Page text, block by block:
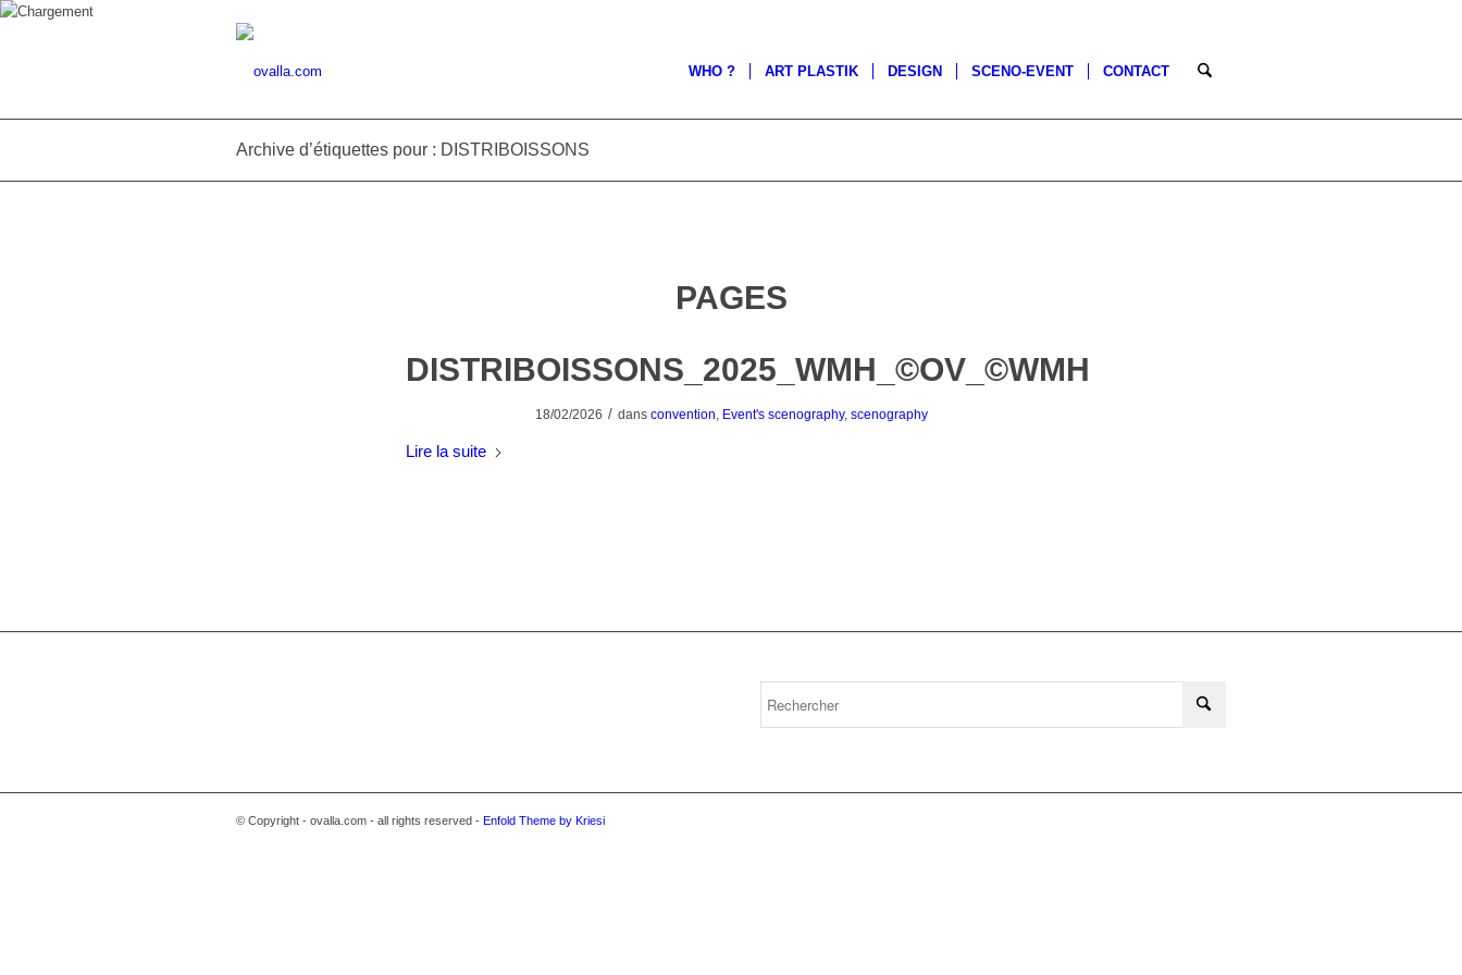
WHO ? ART PLASTIK DESIGN SCENO-EVENT CONTACT
Archive d’étiquettes pour : DISTRIBOISSONS
PAGES
DISTRIBOISSONS_2025_WMH_©OV_©WMH
18/02/2026 / dans convention, Event's scenography, scenography
Lire la suite
© Copyright - ovalla.com - all rights reserved - Enfold Theme by Kriesi